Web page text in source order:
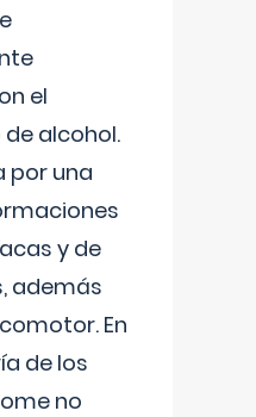
el
alcohol.
por una
y de
además
En
de los
no